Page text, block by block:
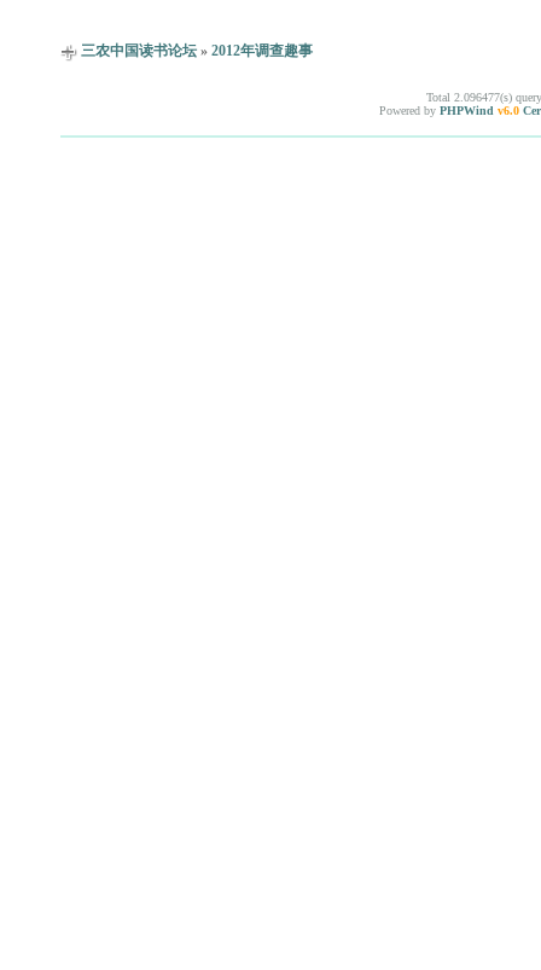
三农中国读书论坛 » 2012年调查趣事
Total 2.096477(s)
Powered by PHPWind v6.0